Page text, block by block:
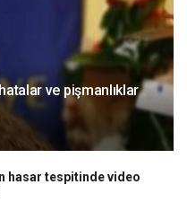
ve pişmanlıklar
hasar tespitinde video